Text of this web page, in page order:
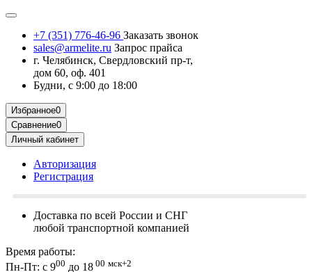
+7 (351) 776-46-96 Заказать звонок
sales@armelite.ru Запрос прайса
г. Челябинск, Свердловский пр-т,
дом 60, оф. 401
Будни, с 9:00 до 18:00
Избранное0
Сравнение0
Личный кабинет
Авторизация
Регистрация
Доставка по всей России и СНГ
любой транспортной компанией
Время работы:
Пн-Пт: с 900 до 18 00 мск+2